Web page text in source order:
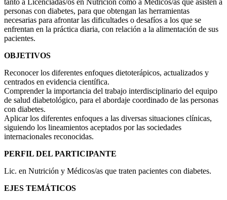
personas con diabetes, para que obtengan las herramientas
necesarias para afrontar las dificultades o desafíos a los que se
enfrentan en la práctica diaria, con relación a la alimentación de sus
pacientes.
OBJETIVOS
Reconocer los diferentes enfoques dietoterápicos, actualizados y
centrados en evidencia científica.
Comprender la importancia del trabajo interdisciplinario del equipo
de salud diabetológico, para el abordaje coordinado de las personas
con diabetes.
Aplicar los diferentes enfoques a las diversas situaciones clínicas,
siguiendo los lineamientos aceptados por las sociedades
internacionales reconocidas.
PERFIL DEL PARTICIPANTE
Lic. en Nutrición y Médicos/as que traten pacientes con diabetes.
EJES TEMÁTICOS